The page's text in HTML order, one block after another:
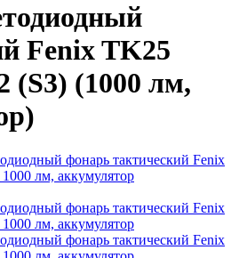
Fenix TK25
(S3) (1000 лм,